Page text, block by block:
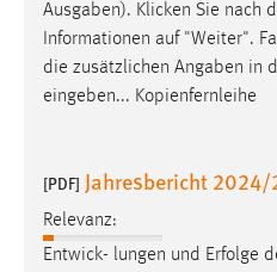
Ausgaben). Klicken Sie nach
Informationen auf "Weiter".
die zusätzlichen Angaben in
eingeben... Kopienfernleihe
[PDF] Jahresbericht 2024/
Relevanz:
Entwick- lungen und Erfolge